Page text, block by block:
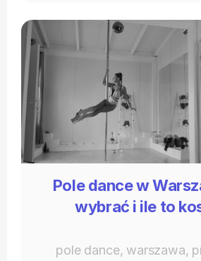
Pole dance w
wybrać i ile to
pole dance, warszawa,